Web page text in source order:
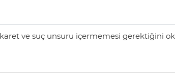
ve suç unsuru içermemesi gerektiğini